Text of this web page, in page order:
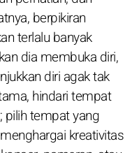
berpikiran
terlalu banyak
dia membuka diri,
diri agak tak
hindari tempat
pilih tempat yang
kreativitas